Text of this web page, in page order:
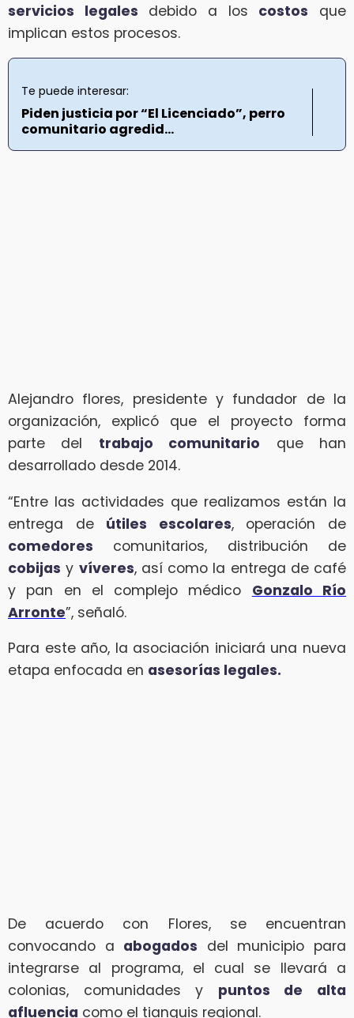
servicios legales debido a los costos que
implican estos procesos.
Te puede interesar:
Piden justicia por “El Licenciado”, perro
comunitario agredid...
Alejandro flores, presidente y fundador de la
organización, explicó que el proyecto forma
parte del trabajo comunitario que han
desarrollado desde 2014.
“Entre las actividades que realizamos están la
entrega de útiles escolares, operación de
comedores comunitarios, distribución de
cobijas y víveres, así como la entrega de café
y pan en el complejo médico Gonzalo Río
Arronte”, señaló.
Para este año, la asociación iniciará una nueva
etapa enfocada en asesorías legales.
De acuerdo con Flores, se encuentran
convocando a abogados del municipio para
integrarse al programa, el cual se llevará a
colonias, comunidades y puntos de alta
afluencia como el tianguis regional.